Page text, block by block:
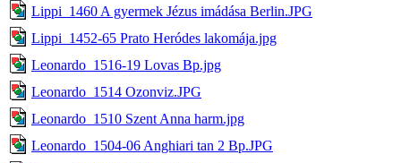
Lippi_1460 A gyermek Jézus imádása Berlin.JPG
Lippi_1452-65 Prato Heródes lakomája.jpg
Leonardo_1516-19 Lovas Bp.jpg
Leonardo_1514 Ozonviz.JPG
Leonardo_1510 Szent Anna harm.jpg
Leonardo_1504-06 Anghiari tan 2 Bp.JPG